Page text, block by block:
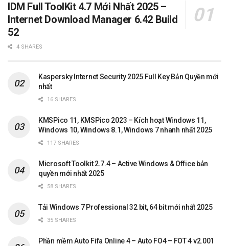
IDM Full ToolKit 4.7 Mới Nhất 2025 –
Internet Download Manager 6.42 Build
52
4 SHARES
Kaspersky Internet Security 2025 Full Key Bản Quyền mới
nhất
16 SHARES
KMSPico 11, KMSPico 2023 – Kích hoạt Windows 11,
Windows 10, Windows 8.1, Windows 7 nhanh nhất 2025
117 SHARES
Microsoft Toolkit 2.7.4 – Active Windows & Office bản
quyền mới nhất 2025
58 SHARES
Tải Windows 7 Professional 32 bit, 64 bit mới nhất 2025
35 SHARES
Phần mềm Auto Fifa Online 4 – Auto FO4 – FOT 4 v2.001